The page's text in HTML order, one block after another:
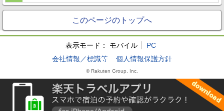
このページのトップへ
表示モード： モバイル
PC
会社情報／標識等
個人情報保護方針
© Rakuten Group, Inc.